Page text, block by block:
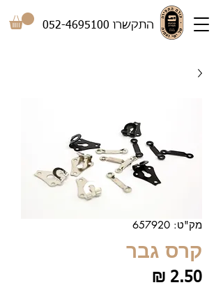
התקשרו 052-4695100
מק"ט: 657920
קרס גבר